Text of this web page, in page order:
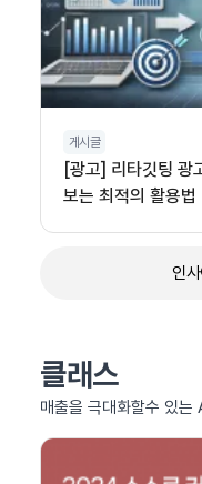
게시글
[광고] 리타깃팅 광
보는 최적의 활용법
인
클래스
매출을 극대화할수 있